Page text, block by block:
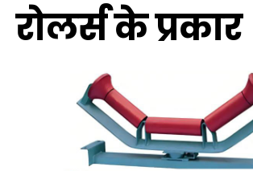
रोलर्स के प्रकार